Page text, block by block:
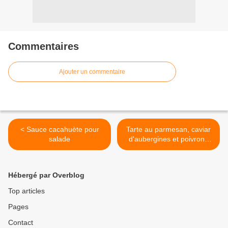
Commentaires
Ajouter un commentaire
< Sauce cacahuète pour
salade
Tarte au parmesan, caviar
d'aubergines et poivrons
confits >
Hébergé par Overblog
Top articles
Pages
Contact